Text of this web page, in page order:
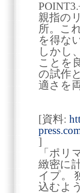
親指の
所。こ
を得な
しかし
ことを
の試作
適さを
[資料:
]
「ポリ
緻密に
イプ。
込むよ